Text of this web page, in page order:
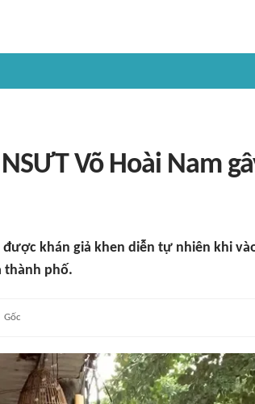
Võ Hoài Nam
được khán giả khen diễn tự nhiên khi
thành phố.
Gốc